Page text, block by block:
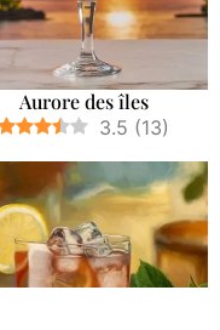
Aurore des îles
3.5 (13)